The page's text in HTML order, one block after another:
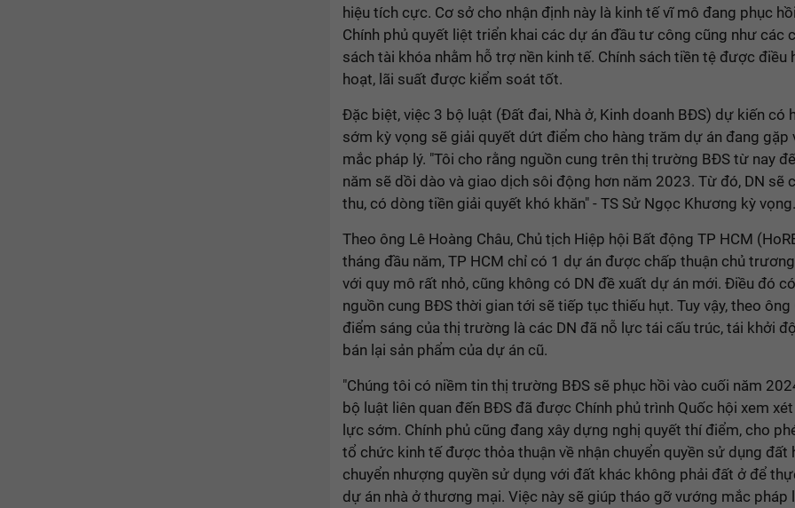
hiệu tích cực. Cơ sở cho nhận định này là kinh tế vĩ mô đang phục
Chính phủ quyết liệt triển khai các dự án đầu tư công cũng như các
sách tài khóa nhằm hỗ trợ nền kinh tế. Chính sách tiền tệ được điều
hoạt, lãi suất được kiểm soát tốt.
Đặc biệt, việc 3 bộ luật (Đất đai, Nhà ở, Kinh doanh BĐS) dự kiến có
sớm kỳ vọng sẽ giải quyết dứt điểm cho hàng trăm dự án đang gặp
mắc pháp lý. "Tôi cho rằng nguồn cung trên thị trường BĐS từ nay
năm sẽ dồi dào và giao dịch sôi động hơn năm 2023. Từ đó, DN sẽ
thu, có dòng tiền giải quyết khó khăn" - TS Sử Ngọc Khương kỳ vọng.
Theo ông Lê Hoàng Châu, Chủ tịch Hiệp hội Bất động TP HCM
tháng đầu năm, TP HCM chỉ có 1 dự án được chấp thuận chủ
với quy mô rất nhỏ, cũng không có DN đề xuất dự án mới. Điều đó
nguồn cung BĐS thời gian tới sẽ tiếp tục thiếu hụt. Tuy vậy, theo ông
điểm sáng của thị trường là các DN đã nỗ lực tái cấu trúc, tái khởi
bán lại sản phẩm của dự án cũ.
"Chúng tôi có niềm tin thị trường BĐS sẽ phục hồi vào cuối năm
bộ luật liên quan đến BĐS đã được Chính phủ trình Quốc hội xem
lực sớm. Chính phủ cũng đang xây dựng nghị quyết thí điểm, cho
tổ chức kinh tế được thỏa thuận về nhận chuyển quyền sử dụng đất
chuyển nhượng quyền sử dụng với đất khác không phải đất ở để
dự án nhà ở thương mại. Việc này sẽ giúp tháo gỡ vướng mắc pháp